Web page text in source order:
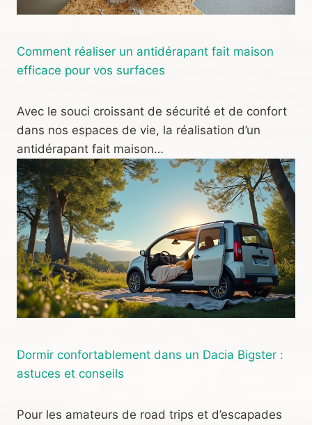
Comment réaliser un antidérapant fait maison
efficace pour vos surfaces
Avec le souci croissant de sécurité et de confort
dans nos espaces de vie, la réalisation d’un
antidérapant fait maison…
Dormir confortablement dans un Dacia Bigster :
astuces et conseils
Pour les amateurs de road trips et d’escapades